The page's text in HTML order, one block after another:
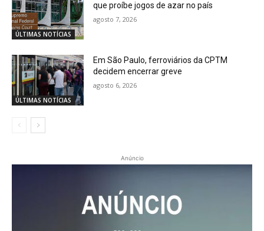
ÚLTIMAS NOTÍCIAS
que proíbe jogos de azar no país
agosto 7, 2026
ÚLTIMAS NOTÍCIAS
Em São Paulo, ferroviários da CPTM
decidem encerrar greve
agosto 6, 2026
Anúncio